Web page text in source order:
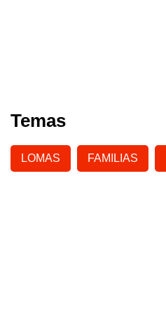
Temas
LOMAS FAMILIAS